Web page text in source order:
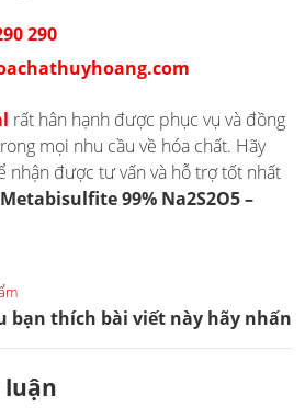
290
rất hân hạnh được phục vụ và đồng
mọi nhu cầu về hóa chất. Hãy
nhận được tư vấn và hỗ trợ tốt nhất
99% Na2S2O5 –
bạn thích bài viết này hãy nhấn